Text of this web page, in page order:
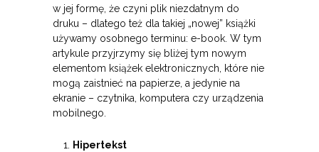
w jej formę, że czyni plik niezdatnym do
druku – dlatego też dla takiej „nowej” książki
używamy osobnego terminu: e-book. W tym
artykule przyjrzymy się bliżej tym nowym
elementom książek elektronicznych, które nie
mogą zaistnieć na papierze, a jedynie na
ekranie – czytnika, komputera czy urządzenia
mobilnego.
Hipertekst